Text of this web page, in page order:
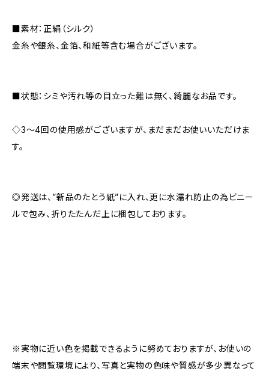
■素材：正絹（シルク）
金糸や銀糸、金箔、和紙等含む場合がございます。
■状態：シミや汚れ等の目立った難は無く、綺麗なお品です。
◇3～4回の使用感がございますが、まだまだお使いいただけま
す。
◎発送は、”新品のたとう紙”に入れ、更に水濡れ防止の為ビニー
ルで包み、折りたたんだ上に梱包しております。
※実物に近い色を掲載できるように努めておりますが、お使いの
端末や閲覧環境により、写真と実物の色味や質感が多少異なって